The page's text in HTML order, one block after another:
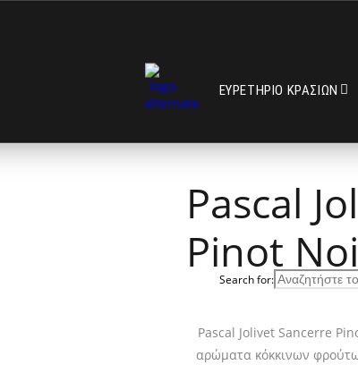
ΕΥΡΕΤΗΡΙΟ ΚΡΑΣΙΩΝ
Search for:
Pascal
Pinot
Pascal Jolivet Sancerre
αρώματα κόκκινων